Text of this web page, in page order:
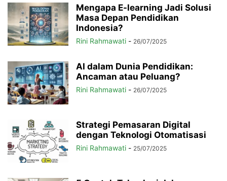
Mengapa E-learning Jadi Solusi
Masa Depan Pendidikan
Indonesia?
Rini Rahmawati - 26/07/2025
AI dalam Dunia Pendidikan:
Ancaman atau Peluang?
Rini Rahmawati - 26/07/2025
Strategi Pemasaran Digital
dengan Teknologi Otomatisasi
Rini Rahmawati - 25/07/2025